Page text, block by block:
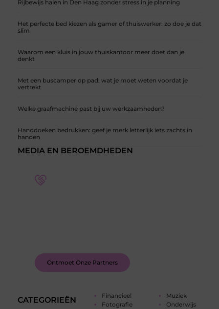
Rijbewijs halen in Den Haag zonder stress in je planning
Het perfecte bed kiezen als gamer of thuiswerker: zo doe je dat
slim
Waarom een kluis in jouw thuiskantoor meer doet dan je
denkt
Met een buscamper op pad: wat je moet weten voordat je
vertrekt
Welke graafmachine past bij uw werkzaamheden?
Handdoeken bedrukken: geef je merk letterlijk iets zachts in
handen
CATEGORIEËN
Financieel
Fotografie
Muziek
Onderwijs
MEDIA EN BEROEMDHEDEN
Ontmoet Onze Partners